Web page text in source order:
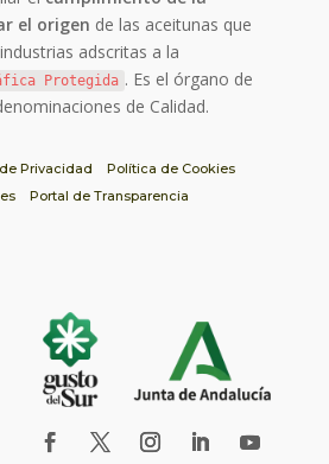
el origen de las aceitunas que
adscritas a la
Protegida . Es el órgano de
de Calidad.
Privacidad
Política de Cookies
Portal de Transparencia